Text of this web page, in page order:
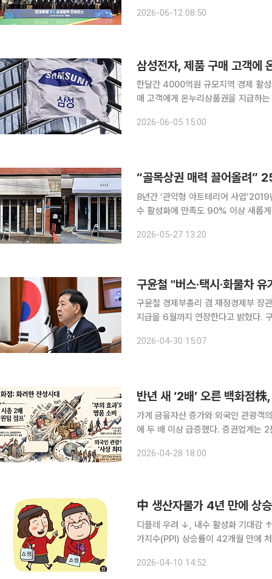
스’를 열고 협력사의 금융 지원과 해
2026-06-12 08:50
삼성전자, 제품 구매 고객에
한달간 4000억원 규모지역 경제 활성화 지원
매 고객에게 온누리상품권을 지급하는 '
온누리상품권을 지급한다고 5일 밝혔
2026-06-05 15:00
8년간 ‘관악형 아트테리어 사업
수 활성화에 만족도 90% 이상 새롭게 바뀐 점포 덕에 매출도 늘고 힘든 시기에 큰 도움이 됐습니
트테리어 사업에 참여한 소상공인은
2026-05-27 13:20
구윤철 "버스·택시·화물차
구윤철 경제부총리 겸 재정경제부 장
지급을 6월까지 연장한다고 밝혔다. 구 부총리는 30일 오후 정부서울청사에서 열린 비상경제본부
생산이 전월 대비 0.3% 증가한 점을
2026-04-30 15:07
반년 새 ‘2배’ 오른 백화점
가계 금융자산 증가와 외국인 관광객
에 두 배 이상 급증했다. 증권업계는
이는 6개월 전 주가(10월 29일) 대
2026-04-28 18:00
中 생산자물가 4년 만에 상
디플레 우려 ↓, 내수 활성화 기대감 ↑3월 PPI
가지수(PPI) 상승률이 42개월 만에
이지를 통해 3월 PPI가 전년 동월 대
2026-04-10 14:52